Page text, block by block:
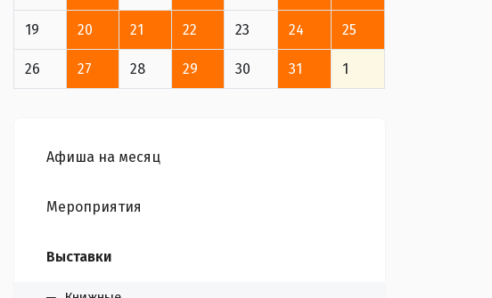
19 20 21 22 23 24 25
26 27 28 29 30 31 1
Афиша на месяц
Мероприятия
Выставки